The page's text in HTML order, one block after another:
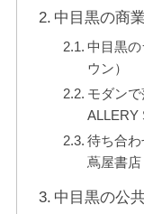
中目黒の商
中目黒
ウン）
モダン
ALLERY
待ち合
蔦屋書店
中目黒の公